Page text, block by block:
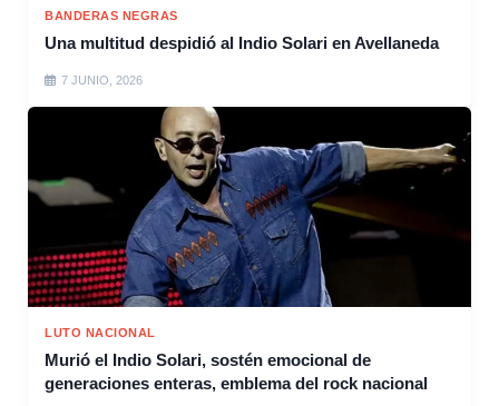
BANDERAS NEGRAS
Una multitud despidió al Indio Solari en Avellaneda
7 JUNIO, 2026
LUTO NACIONAL
Murió el Indio Solari, sostén emocional de
generaciones enteras, emblema del rock nacional